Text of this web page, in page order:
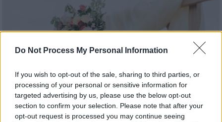
Do Not Process My Personal Information
If you wish to opt-out of the sale, sharing to third parties, or
processing of your personal or sensitive information for
targeted advertising by us, please use the below opt-out
section to confirm your selection. Please note that after your
opt-out request is processed you may continue seeing